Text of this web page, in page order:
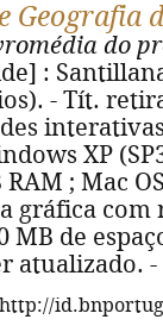
Geografia
do
:
- Tít.
XP
RAM ; Mac
gráfica
MB de
atualizado. -